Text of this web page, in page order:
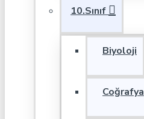
10.Sınıf
Biyoloji
Coğrafya